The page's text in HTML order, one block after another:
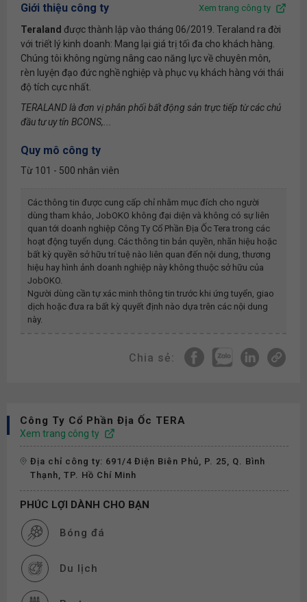
Giới thiệu công ty Xem trang công ty
Teraland được thành lập vào tháng 06/2019. Teraland ra đời
với triết lý kinh doanh: Mang lại giá trị tối đa cho khách hàng.
Chúng tôi không ngừng nâng cao năng lực về chuyên môn,
rèn luyện đạo đức nghề nghiệp và phục vụ khách hàng với thái
độ tích cực nhất.
TERALAND là đơn vị phân phối bất động sản trực tiếp từ các chủ
đầu tư uy tín BCONS,...
Quy mô công ty
Từ 101 - 500 nhân viên
Các thông tin được cung cấp chỉ nhằm mục đích cho người
dùng tham khảo, JobOKO không đại diện và không có sự liên
quan tới doanh nghiệp Công Ty Cổ Phần Địa Ốc Tera trong các
hoạt động tuyển dụng. Các thông tin bản quyền, nhãn hiệu hoặc
bất kỳ quyền sở hữu trí tuệ nào liên quan đến nội dung, thương
hiệu hay hình ảnh doanh nghiệp này không thuộc sở hữu của
JobOKO.
Người dùng cần tự xác minh thông tin trước khi ứng tuyển, giao
dịch hoặc đưa ra bất kỳ quyết định nào dựa trên các nội dung
này.
Chia sẻ:
Công Ty Cổ Phần Địa Ốc TERA
Xem trang công ty
Địa chỉ công ty: 691/4 Điện Biên Phủ, P. 25, Q. Bình
Thạnh, TP. Hồ Chí Minh
PHÚC LỢI DÀNH CHO BẠN
Bóng đá
Du lịch